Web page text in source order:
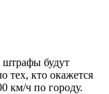
штрафы будут
тех, кто окажется
км/ч по городу.